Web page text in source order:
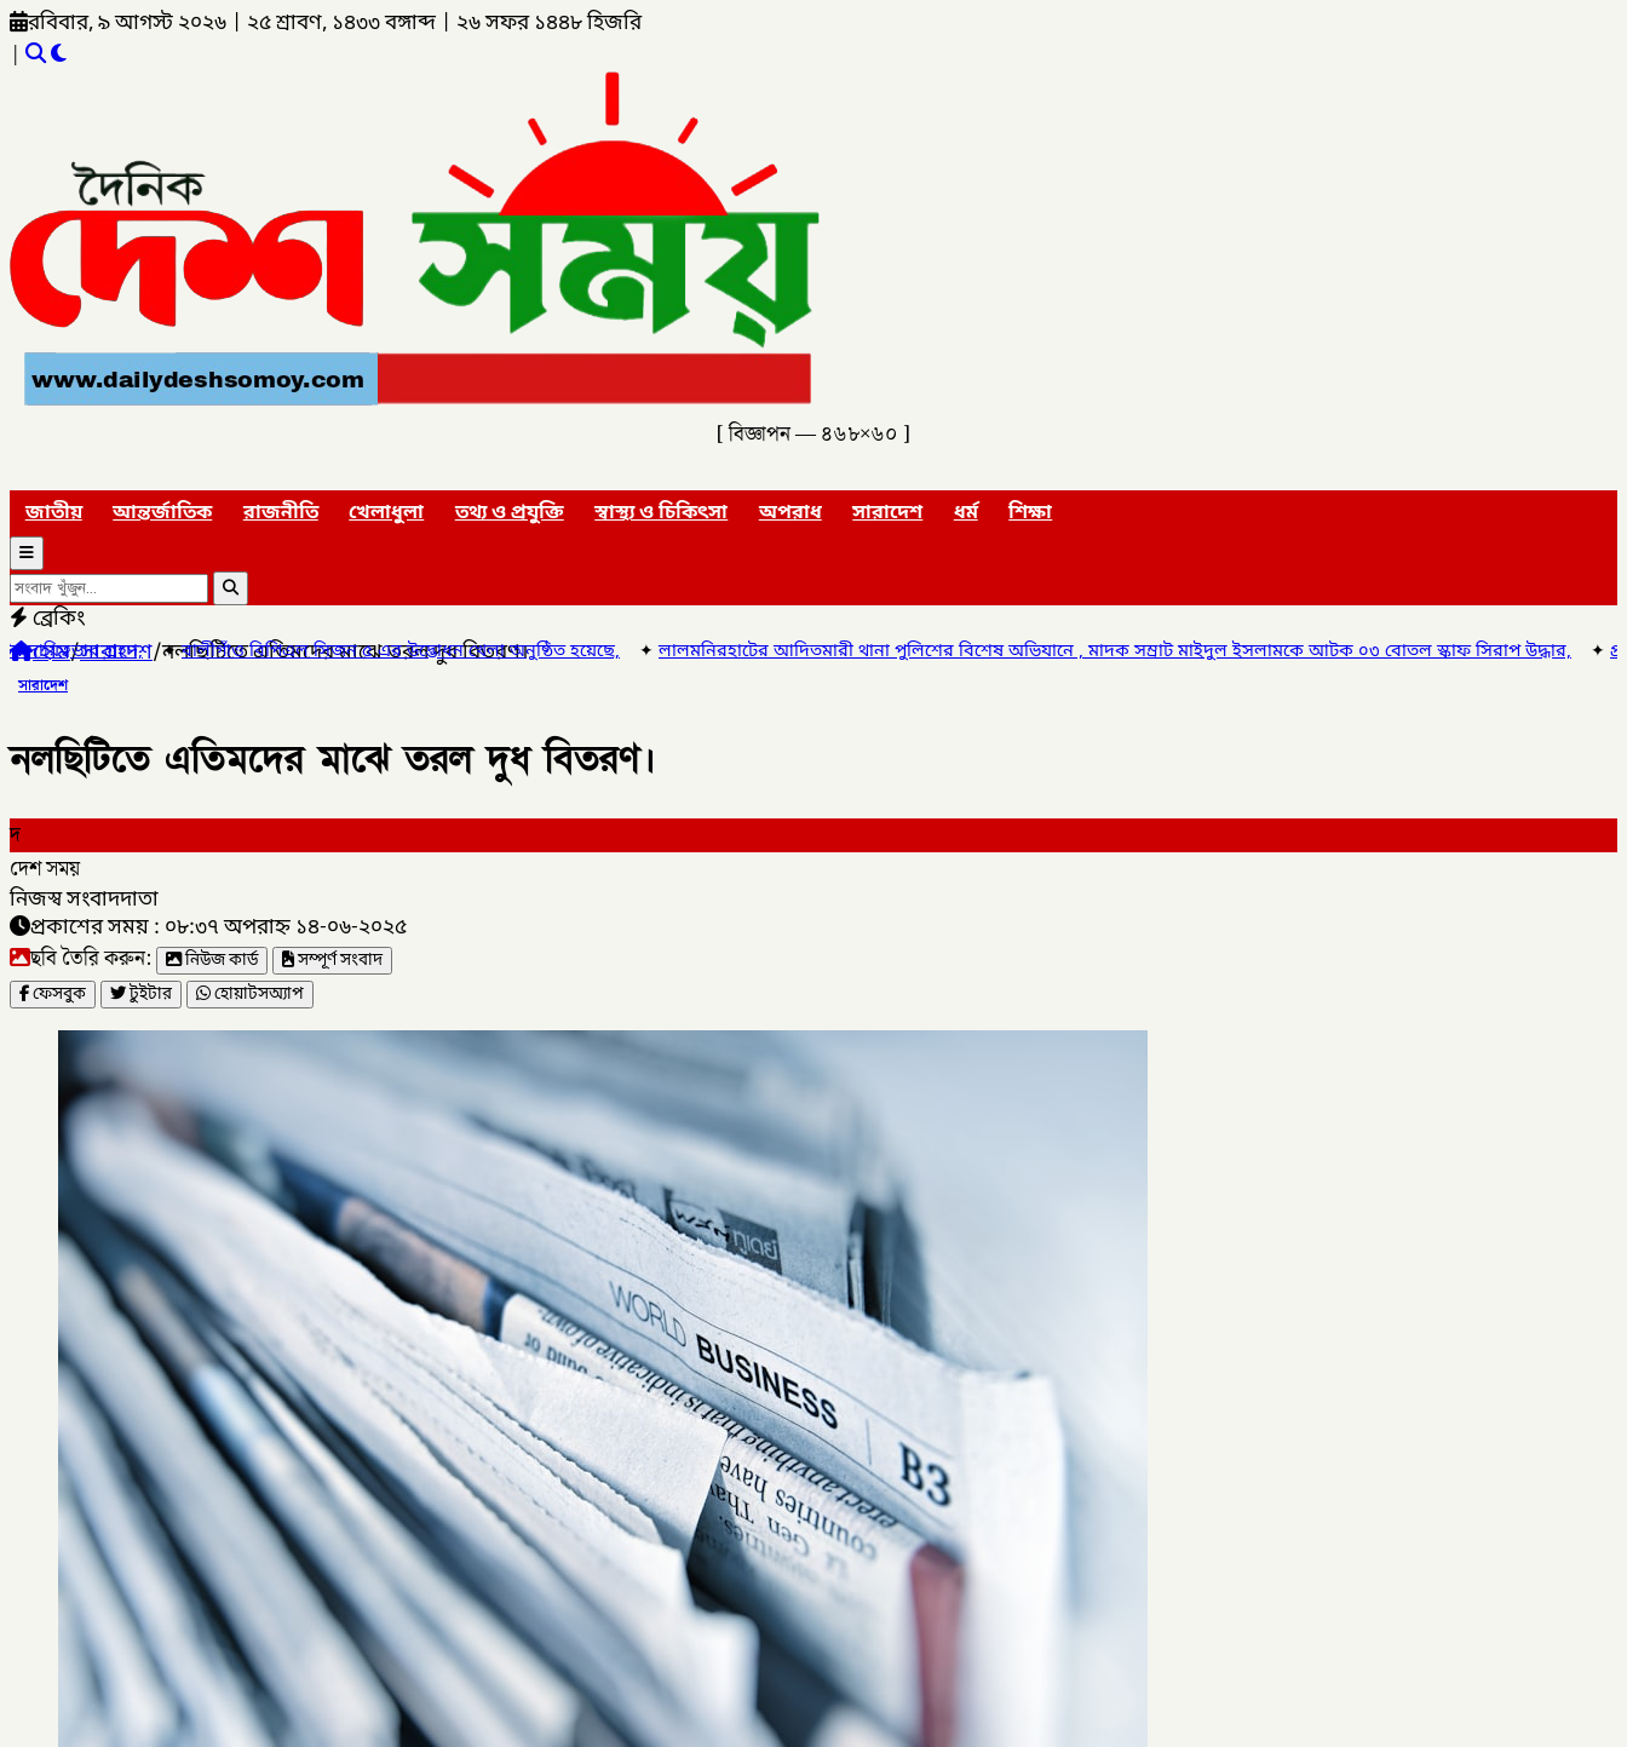
রবিবার, ৯ আগস্ট ২০২৬ ২৫ শ্রাবণ, ১৪৩৩ বঙ্গাব্দ ২৬ সফর ১৪৪৮ হিজরি
|
[ বিজ্ঞাপন — ৪৬৮×৬০ ]
জাতীয় আন্তর্জাতিক রাজনীতি খেলাধুলা তথ্য ও প্রযুক্তি স্বাস্থ্য ও চিকিৎসা অপরাধ সারাদেশ ধর্ম শিক্ষা
ব্রেকিং
বিপিএল সিজন ৫ এর উদ্ভোধন খেলা অনুষ্ঠিত হয়েছে,✦লালমনিরহাটের আদিতমারী থানা পুলিশের বিশেষ অভিযানে , মাদক সম্রাট মাইদুল ইসলামকে আটক ০৩ বোতল স্কাফ সিরাপ উদ্ধার,✦প্রাথমিক শিক্ষা পদক ২০২৬:
হোম/সারাদেশ/নলছিটিতে এতিমদের মাঝে তরল দুধ বিতরণ।
সারাদেশ
নলছিটিতে এতিমদের মাঝে তরল দুধ বিতরণ।
দ
দেশ সময়
নিজস্ব সংবাদদাতা
প্রকাশের সময় : ০৮:৩৭ অপরাহ্ন ১৪-০৬-২০২৫
ছবি তৈরি করুন: নিউজ কার্ড
সম্পূর্ণ সংবাদ
ফেসবুক
টুইটার হোয়াটসঅ্যাপ